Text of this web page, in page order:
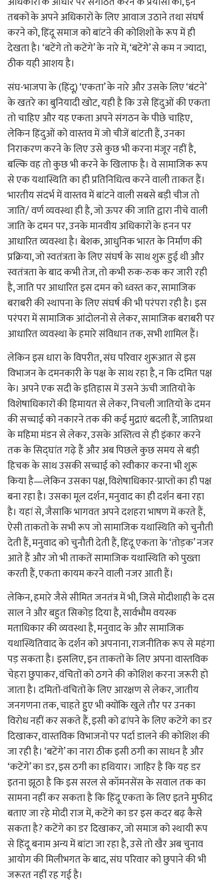
तबकों के अपने अधिकारों के लिए आवाज उठाने तथा संघर्ष
करने को, हिंदू समाज को बांटने की कोशिशों के रूप में ही
देखता है। ‘बटेंगे तो कटेंगे’ के नारे में, ‘बटेंगे’ से कम न ज्यादा,
ठीक यही आशय है।
संघ-भाजपा के (हिंदू) ‘एकता’ के नारे और उसके लिए ‘बंटने’
के खतरे का बुनियादी खोट, यही है कि उसे हिंदुओं की एकता
तो चाहिए और यह एकता अपने संगठन के पीछे चाहिए,
लेकिन हिंदुओं को वास्तव में जो चीजें बांटती हैं, उनका
निराकरण करने के लिए उसे कुछ भी करना मंजूर नहीं है,
बल्कि वह तो कुछ भी करने के खिलाफ है। वे सामाजिक रूप
से एक यथास्थिति का ही प्रतिनिधित्व करने वाली ताकत हैं।
भारतीय संदर्भ में वास्तव में बांटने वाली सबसे बड़ी चीज तो
जाति/ वर्ण व्यवस्था ही है, जो ऊपर की जाति द्वारा नीचे वाली
जाति के दमन पर, उनके मानवीय अधिकारों के हनन पर
आधारित व्यवस्था है। बेशक, आधुनिक भारत के निर्माण की
प्रक्रिया, जो स्वतंत्रता के लिए संघर्ष के साथ शुरू हुई थी और
स्वतंत्रता के बाद कभी तेज, तो कभी रुक-रुक कर जारी रही
है, जाति पर आधारित इस दमन को ध्वस्त कर, सामाजिक
बराबरी की स्थापना के लिए संघर्ष की भी परंपरा रही है। इस
परंपरा में सामाजिक आंदोलनों से लेकर, सामाजिक बराबरी पर
आधारित व्यवस्था के हमारे संविधान तक, सभी शामिल हैं।
लेकिन इस धारा के विपरीत, संघ परिवार शुरूआत से इस
विभाजन के दमनकारी के पक्ष के साथ रहा है, न कि दमित पक्ष
के। अपने एक सदी के इतिहास में उसने ऊंची जातियों के
विशेषाधिकारों की हिमायत से लेकर, निचली जातियों के दमन
की सच्चाई को नकारने तक की कई मुद्राएं बदली हैं, जातिप्रथा
के महिमा मंडन से लेकर, उसके अस्तित्व से ही इंकार करने
तक के सिद्घांत गढ़े हैं और अब पिछले कुछ समय से बड़ी
हिचक के साथ उसकी सच्चाई को स्वीकार करना भी शुरू
किया है—लेकिन उसका पक्ष, विशेषाधिकार-प्राप्तों का ही पक्ष
बना रहा है। उसका मूल दर्शन, मनुवाद का ही दर्शन बना रहा
है। यहां से, जैसाकि भागवत अपने दशहरा भाषण में करते हैं,
ऐसी ताकतों के सभी रूप जो सामाजिक यथास्थिति को चुनौती
देती हैं, मनुवाद को चुनौती देती हैं, हिंदू एकता के ‘तोड़क’ नजर
आते हैं और जो भी ताकतें सामाजिक यथास्थिति को पुख्ता
करती हैं, एकता कायम करने वाली नजर आती हैं।
लेकिन, हमारे जैसे सीमित जनतंत्र में भी, जिसे मोदीशाही के दस
साल ने और बहुत सिकोड़ दिया है, सार्वभौम वयस्क
मताधिकार की व्यवस्था है, मनुवाद के और सामाजिक
यथास्थितिवाद के दर्शन को अपनाना, राजनीतिक रूप से महंगा
पड़ सकता है। इसलिए, इन ताकतों के लिए अपना वास्तविक
चेहरा छुपाकर, वंचितों को ठगने की कोशिश करना जरूरी हो
जाता है। दमितों-वंचितों के लिए आरक्षण से लेकर, जातीय
जनगणना तक, चाहते हुुए भी क्योंकि खुले तौर पर उनका
विरोध नहीं कर सकते हैं, इसी को ढांपने के लिए कटेंगे का डर
दिखाकर, वास्तविक विभाजनों पर पर्दा डालने की कोशिश की
जा रही है। ‘बटेंगे’ का नारा ठीक इसी ठगी का साधन है और
‘कटेंगे’ का डर, इस ठगी का हथियार। जाहिर है कि यह डर
इतना झूठा है कि इस सरल से कॉमनसेंस के सवाल तक का
सामना नहीं कर सकता है कि हिंदू एकता के लिए इतने मुफीद
बताए जा रहे मोदी राज में, कटेंगे का डर इस कदर बढ़ कैसे
सकता है? कटेंगे का डर दिखाकर, जो समाज को स्थायी रूप
से हिंदू बनाम अन्य में बांटा जा रहा है, उसे तो खैर अब चुनाव
आयोग की मिलीभगत के बाद, संघ परिवार को छुपाने की भी
जरूरत नहीं रह गई है।